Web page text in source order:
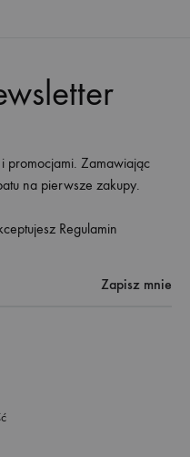
promocjami. Zamawiając
na pierwsze zakupy.
Regulamin